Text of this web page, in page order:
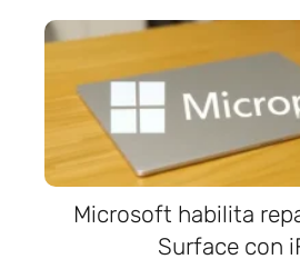
Microsoft habilita
Surface con